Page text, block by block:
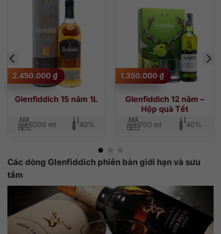
Glenfiddich 15 năm 1L
2.450.000 ₫
1000 ml 40%
Glenfiddich 12 năm –
Hộp quà Tết
1.350.000 ₫
700 ml 40%
Các dòng Glenfiddich phiên bản giới hạn và sưu
tầm